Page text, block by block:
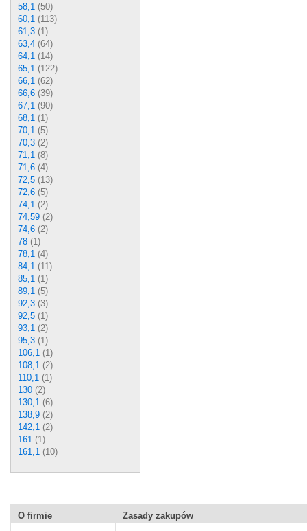
58,1 (50)
60,1 (113)
61,3 (1)
63,4 (64)
64,1 (14)
65,1 (122)
66,1 (62)
66,6 (39)
67,1 (90)
68,1 (1)
70,1 (5)
70,3 (2)
71,1 (8)
71,6 (4)
72,5 (13)
72,6 (5)
74,1 (2)
74,59 (2)
74,6 (2)
78 (1)
78,1 (4)
84,1 (11)
85,1 (1)
89,1 (5)
92,3 (3)
92,5 (1)
93,1 (2)
95,3 (1)
106,1 (1)
108,1 (2)
110,1 (1)
130 (2)
130,1 (6)
138,9 (2)
142,1 (2)
161 (1)
161,1 (10)
O firmie
Zasady zakupów